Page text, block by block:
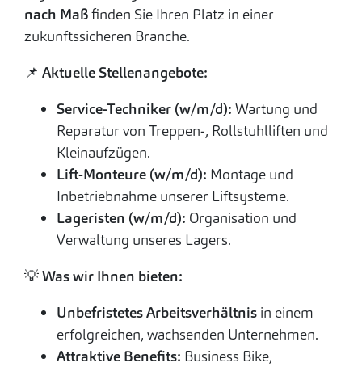
nach Maßfinden Sie Ihren Platz in einer
zukunftssicheren Branche.
📌 Aktuelle Stellenangebote:
Service-Techniker (w/m/d): Wartung und
Reparatur von Treppen-, Rollstuhlliften und
Kleinaufzügen.
Lift-Monteure (w/m/d): Montage und
Inbetriebnahme unserer Liftsysteme.
Lageristen (w/m/d): Organisation und
Verwaltung unseres Lagers.
💡Was wir Ihnen bieten:
Unbefristetes Arbeitsverhältnis in einem
erfolgreichen, wachsenden Unternehmen.
Attraktive Benefits: Business Bike,